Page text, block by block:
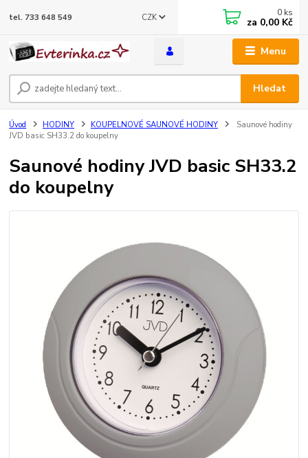
Menu
CZK
Hledat
tel. 733 648 549 0 ks
za 0,00 Kč
Úvod HODINY KOUPELNOVÉ SAUNOVÉ HODINY
Saunové hodiny
JVD basic SH33.2 do koupelny
Saunové hodiny JVD basic SH33.2
do koupelny